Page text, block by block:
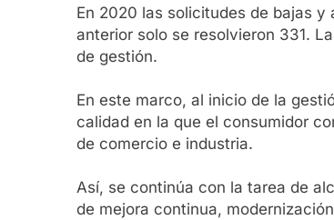
En 2020 las solicitudes de bajas
anterior solo se resolvieron 331.
de gestión.
En este marco, al inicio de la
calidad en la que el consumidor
de comercio e industria.
Así, se continúa con la tarea de
de mejora continua,